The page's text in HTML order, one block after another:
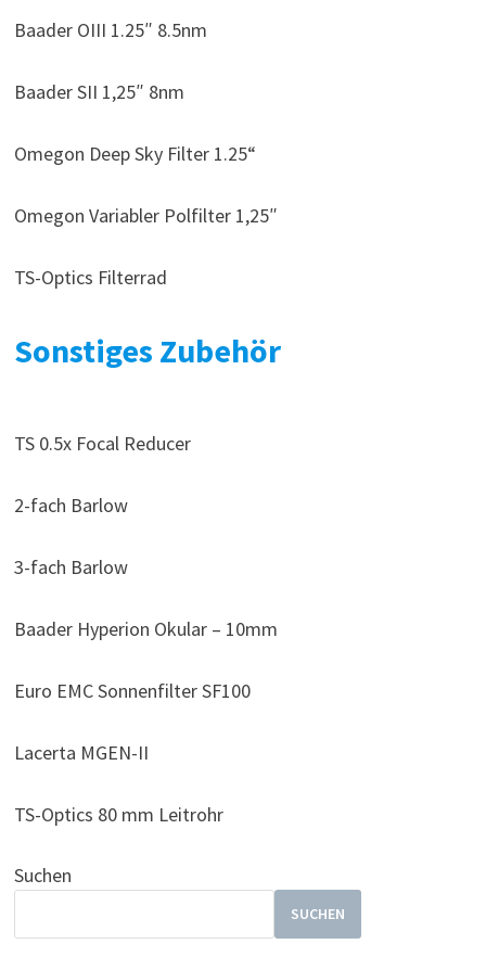
Baader OIII 1.25″ 8.5nm
Baader SII 1,25″ 8nm
Omegon Deep Sky Filter 1.25“
Omegon Variabler Polfilter 1,25″
TS-Optics Filterrad
Sonstiges Zubehör
TS 0.5x Focal Reducer
2-fach Barlow
3-fach Barlow
Baader Hyperion Okular – 10mm
Euro EMC Sonnenfilter SF100
Lacerta MGEN-II
TS-Optics 80 mm Leitrohr
Suchen
SUCHEN